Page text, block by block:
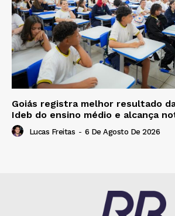
Goiás registra melhor resultado
Ideb do ensino médio e alcança
Lucas Freitas - 6 De Agosto De 2026